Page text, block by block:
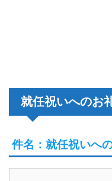
就任祝いへのお
件名：就任祝いへ